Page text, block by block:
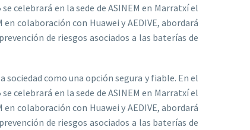
celebrará en la sede de ASINEM en Marratxí el
colaboración con Huawei y AEDIVE, abordará
de riesgos asociados a las baterías de
como una opción segura y fiable. En el
celebrará en la sede de ASINEM en Marratxí el
colaboración con Huawei y AEDIVE, abordará
de riesgos asociados a las baterías de